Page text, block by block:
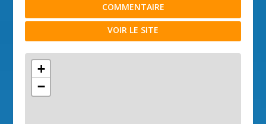
COMMENTAIRE
VOIR LE SITE
+
−